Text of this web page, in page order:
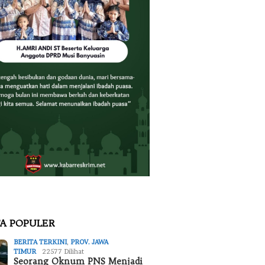
POPULER
BERITA TERKINI,PROV. JAWA
TIMUR
22577 Dilihat
Seorang Oknum PNS Menjadi